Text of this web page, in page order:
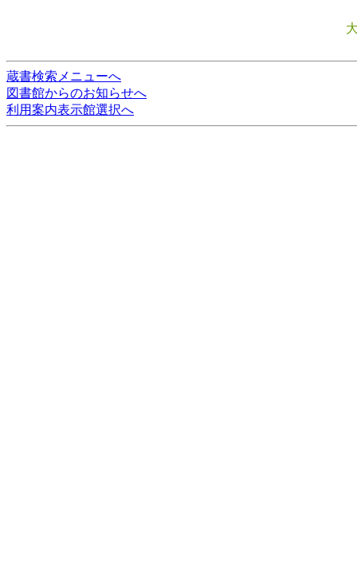
蔵書検索メニューへ
図書館からのお知らせへ
利用案内表示館選択へ